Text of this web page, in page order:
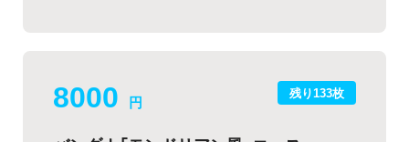
残り133枚
8000 円